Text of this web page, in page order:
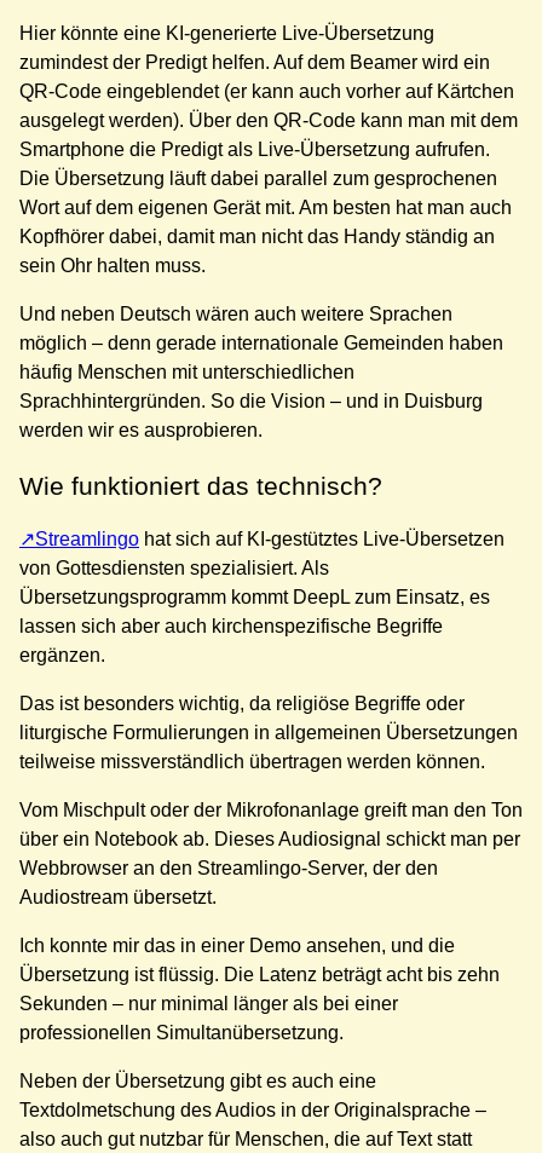
Hier könnte eine KI-generierte Live-Übersetzung
zumindest der Predigt helfen. Auf dem Beamer wird ein
QR-Code eingeblendet (er kann auch vorher auf Kärtchen
ausgelegt werden). Über den QR-Code kann man mit dem
Smartphone die Predigt als Live-Übersetzung aufrufen.
Die Übersetzung läuft dabei parallel zum gesprochenen
Wort auf dem eigenen Gerät mit. Am besten hat man auch
Kopfhörer dabei, damit man nicht das Handy ständig an
sein Ohr halten muss.
Und neben Deutsch wären auch weitere Sprachen
möglich – denn gerade internationale Gemeinden haben
häufig Menschen mit unterschiedlichen
Sprachhintergründen. So die Vision – und in Duisburg
werden wir es ausprobieren.
Wie funktioniert das technisch?
Streamlingo hat sich auf KI-gestütztes Live-Übersetzen
von Gottesdiensten spezialisiert. Als
Übersetzungsprogramm kommt DeepL zum Einsatz, es
lassen sich aber auch kirchenspezifische Begriffe
ergänzen.
Das ist besonders wichtig, da religiöse Begriffe oder
liturgische Formulierungen in allgemeinen Übersetzungen
teilweise missverständlich übertragen werden können.
Vom Mischpult oder der Mikrofonanlage greift man den Ton
über ein Notebook ab. Dieses Audiosignal schickt man per
Webbrowser an den Streamlingo-Server, der den
Audiostream übersetzt.
Ich konnte mir das in einer Demo ansehen, und die
Übersetzung ist flüssig. Die Latenz beträgt acht bis zehn
Sekunden – nur minimal länger als bei einer
professionellen Simultanübersetzung.
Neben der Übersetzung gibt es auch eine
Textdolmetschung des Audios in der Originalsprache –
also auch gut nutzbar für Menschen, die auf Text statt